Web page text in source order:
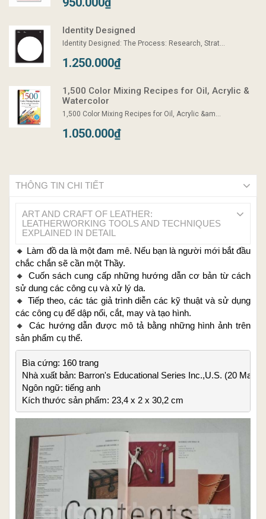
Identity Designed
Identity Designed: The Process: Research, Strat...
1.250.000₫
1,500 Color Mixing Recipes for Oil, Acrylic &
Watercolor
1,500 Color Mixing Recipes for Oil, Acrylic &am...
1.050.000₫
THÔNG TIN CHI TIẾT
ART AND CRAFT OF LEATHER:
LEATHERWORKING TOOLS AND TECHNIQUES
EXPLAINED IN DETAIL
🔸 Làm đồ da là một đam mê. Nếu bạn là người mới bắt đầu
chắc chắn sẽ cần một Thầy.
🔸 Cuốn sách cung cấp những hướng dẫn cơ bản từ cách
sử dung các công cụ và xử lý da.
🔸 Tiếp theo, các tác giả trình diễn các kỹ thuật và sử dụng
các công cụ để dập nổi, cắt, may và tạo hình.
🔸
Các hướng dẫn được mô tả bằng những hình ảnh trên
sản phẩm cụ thể.
Bìa cứng: 160 trang
Nhà xuất bản: Barron's Educational Series Inc.,U.S. (20 Mar.
Ngôn ngữ: tiếng anh
Kích thước sản phẩm: 23,4 x 2 x 30,2 cm